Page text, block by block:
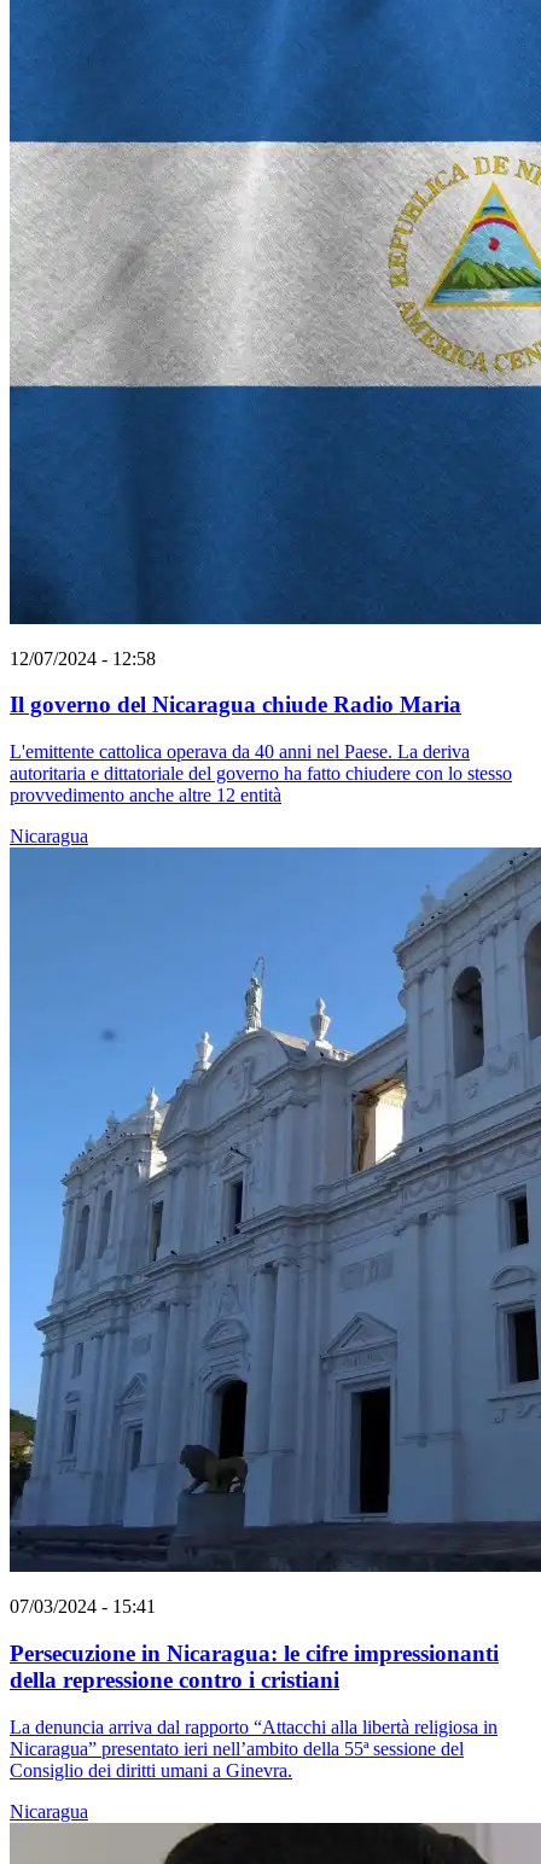
12/07/2024 - 12:58
Il governo del Nicaragua chiude Radio Maria
L'emittente cattolica operava da 40 anni nel Paese. La deriva
autoritaria e dittatoriale del governo ha fatto chiudere con lo stesso
provvedimento anche altre 12 entità
Nicaragua
07/03/2024 - 15:41
Persecuzione in Nicaragua: le cifre impressionanti
della repressione contro i cristiani
La denuncia arriva dal rapporto “Attacchi alla libertà religiosa in
Nicaragua” presentato ieri nell’ambito della 55ª sessione del
Consiglio dei diritti umani a Ginevra.
Nicaragua